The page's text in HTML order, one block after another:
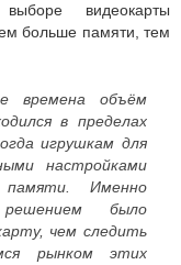
видеокарты
больше памяти, тем
объём
в пределах
игрушкам для
настройками
памяти. Именно
было
чем следить
рынком этих